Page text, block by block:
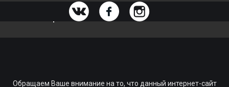
ИНФОРМАЦИЯ О МАГАЗИНЕ
Обращаем Ваше внимание на то, что данный интернет-сайт